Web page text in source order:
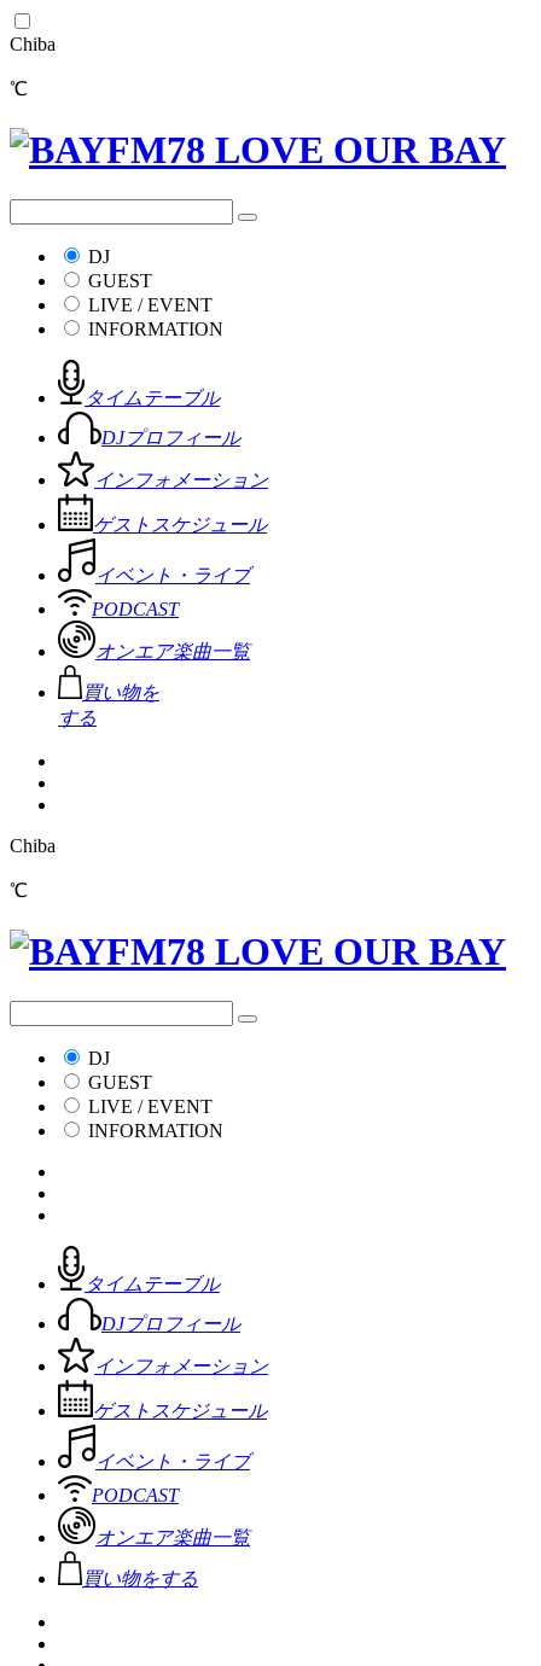
Chiba
℃
DJ
GUEST
LIVE / EVENT
INFORMATION
タイムテーブル
DJプロフィール
インフォメーション
ゲストスケジュール
イベント・ライブ
PODCAST
オンエア楽曲一覧
買い物を
する
Chiba
℃
DJ
GUEST
LIVE / EVENT
INFORMATION
タイムテーブル
DJプロフィール
インフォメーション
ゲストスケジュール
イベント・ライブ
PODCAST
オンエア楽曲一覧
買い物をする